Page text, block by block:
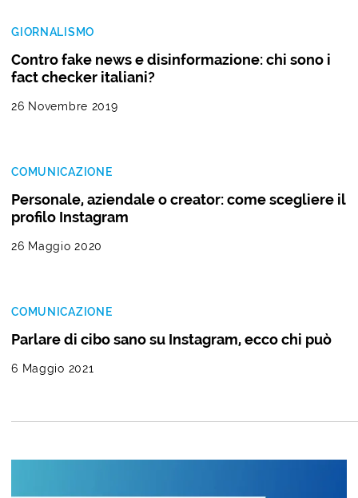
GIORNALISMO
Contro fake news e disinformazione: chi sono i
fact checker italiani?
26 Novembre 2019
COMUNICAZIONE
Personale, aziendale o creator: come scegliere il
profilo Instagram
26 Maggio 2020
COMUNICAZIONE
Parlare di cibo sano su Instagram, ecco chi può
6 Maggio 2021